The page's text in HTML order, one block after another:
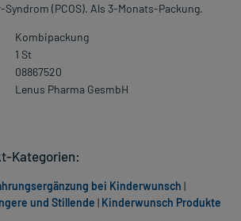
Syndrom (PCOS). Als 3-Monats-Packung.
Kombipackung
1 St
08867520
Lenus Pharma GesmbH
Kategorien:
bei Kinderwunsch |
und Stillende | Kinderwunsch Produkte